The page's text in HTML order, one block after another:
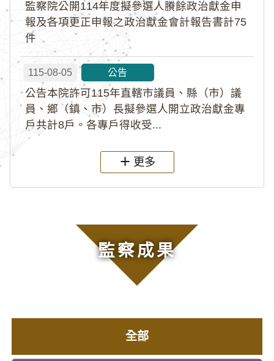
監察院公開114年度擬參選人賸餘政治獻金申
報及各項更正申報之政治獻金會計報告書計75
件
115-08-05 公告
公告本院許可115年直轄市議員、縣（市）議
員、鄉（鎮、市）長擬參選人開立政治獻金專
戶共計8戶。各專戶得收受...
更多
監察成果
全部